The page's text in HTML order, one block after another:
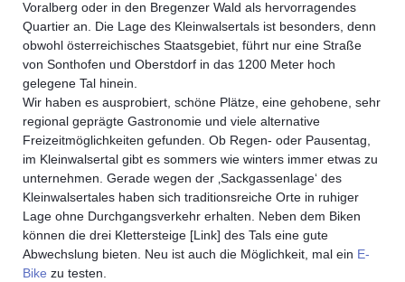
Voralberg oder in den Bregenzer Wald als hervorragendes
Quartier an. Die Lage des Kleinwalsertals ist besonders, denn
obwohl österreichisches Staatsgebiet, führt nur eine Straße
von Sonthofen und Oberstdorf in das 1200 Meter hoch
gelegene Tal hinein.
Wir haben es ausprobiert, schöne Plätze, eine gehobene, sehr
regional geprägte Gastronomie und viele alternative
Freizeitmöglichkeiten gefunden. Ob Regen- oder Pausentag,
im Kleinwalsertal gibt es sommers wie winters immer etwas zu
unternehmen. Gerade wegen der ‚Sackgassenlage‘ des
Kleinwalsertales haben sich traditionsreiche Orte in ruhiger
Lage ohne Durchgangsverkehr erhalten. Neben dem Biken
können die drei Klettersteige [Link] des Tals eine gute
Abwechslung bieten. Neu ist auch die Möglichkeit, mal ein E-
Bike zu testen.